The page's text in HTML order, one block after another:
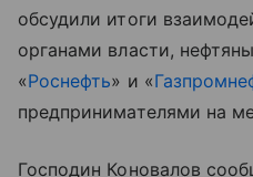
обсудили итоги
органами власти,
«Роснефть» и «
предпринимателями на
Господин Коновалов